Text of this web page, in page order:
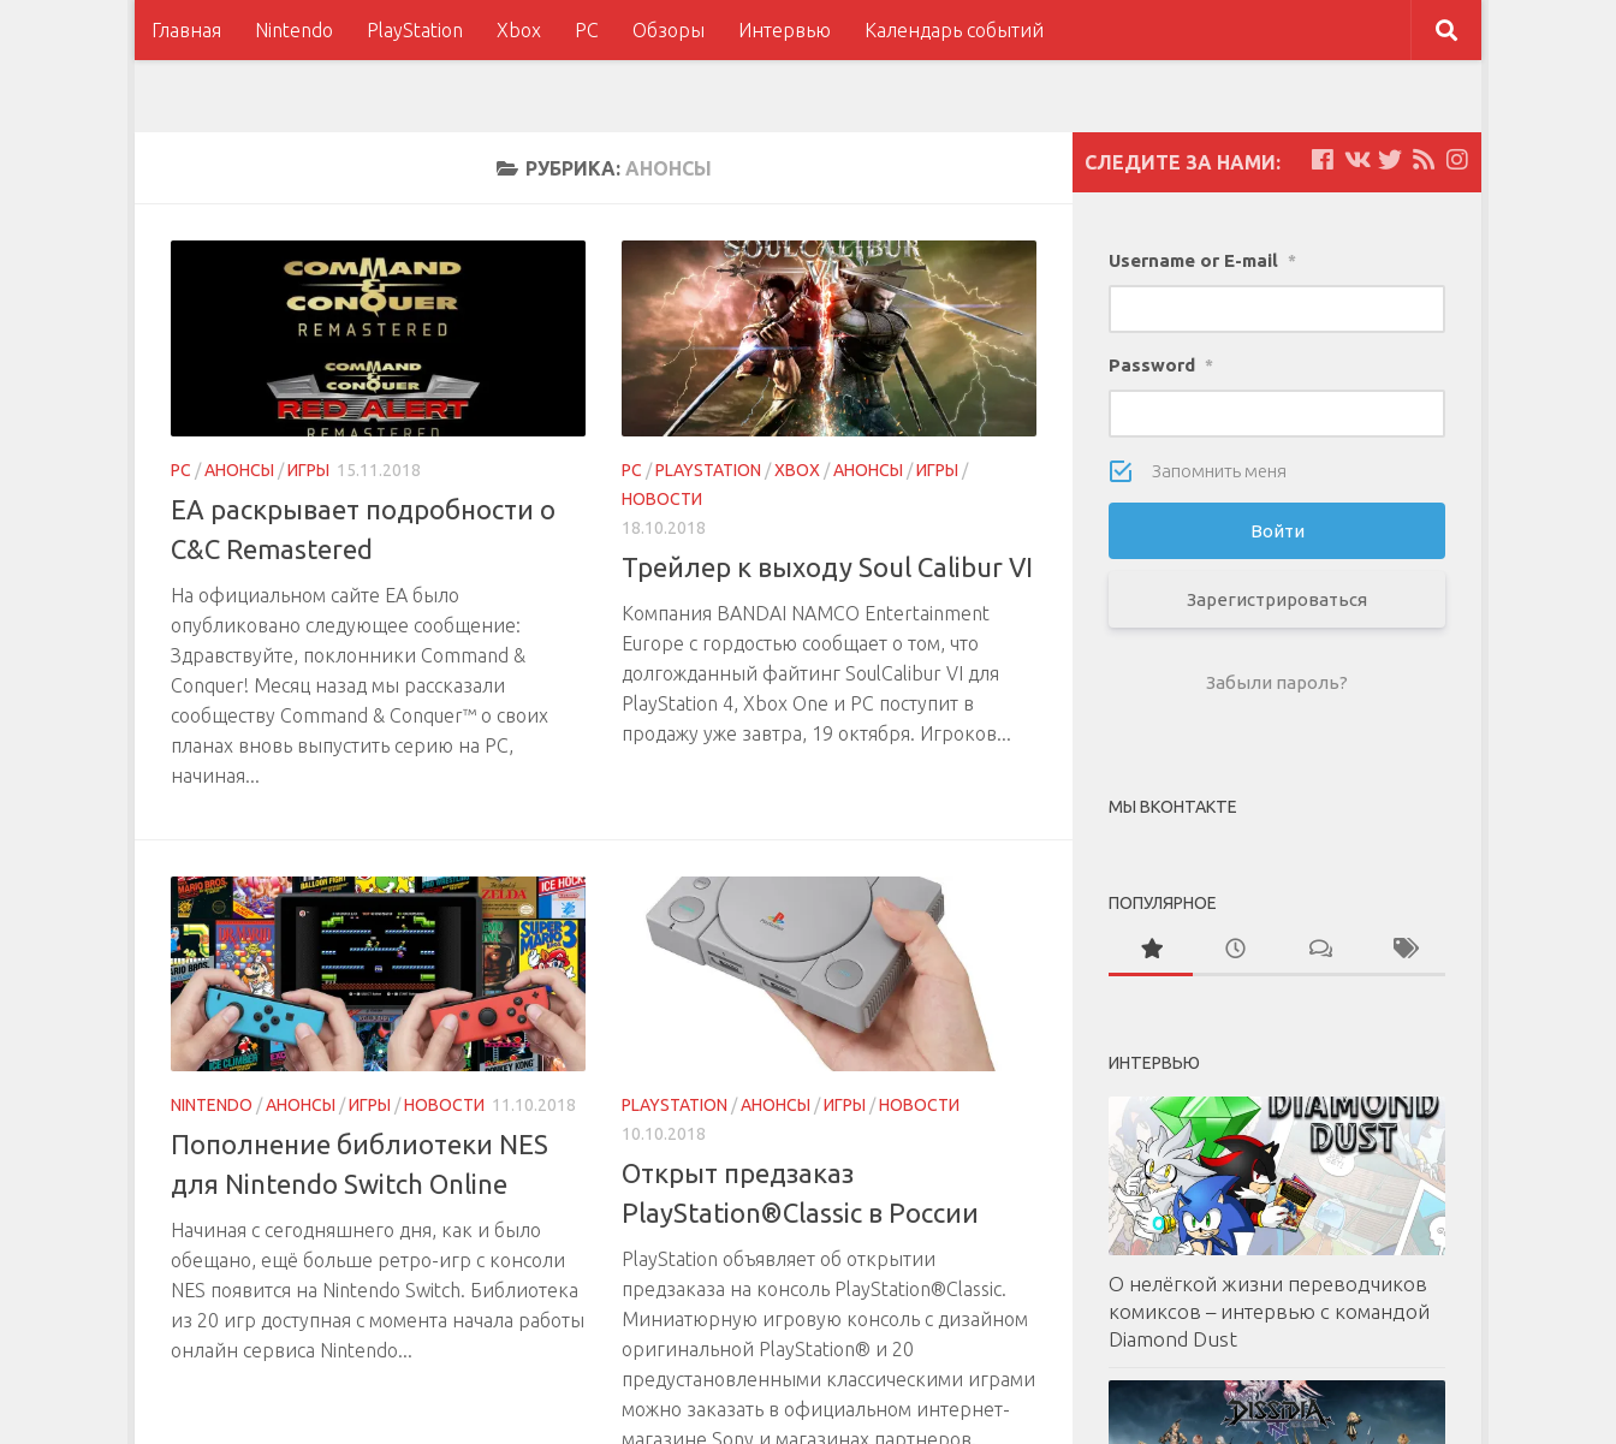
Главная Nintendo PlayStation Xbox PC Обзоры Интервью Календарь событий
РУБРИКА: АНОНСЫ
PC /АНОНСЫ /ИГРЫ 15.11.2018
EA раскрывает подробности о
C&C Remastered
На официальном сайте EA было
опубликовано следующее сообщение:
Здравствуйте, поклонники Command &
Conquer! Месяц назад мы рассказали
сообществу Command & Conquer™ о своих
планах вновь выпустить серию на PC,
начиная...
PC /PLAYSTATION /XBOX /АНОНСЫ /ИГРЫ /
НОВОСТИ
18.10.2018
Трейлер к выходу Soul Calibur VI
Компания BANDAI NAMCO Entertainment
Europe с гордостью сообщает о том, что
долгожданный файтинг SoulCalibur VI для
PlayStation 4, Xbox One и PC поступит в
продажу уже завтра, 19 октября. Игроков...
NINTENDO /АНОНСЫ /ИГРЫ /НОВОСТИ 11.10.2018
Пополнение библиотеки NES
для Nintendo Switch Online
Начиная с сегодняшнего дня, как и было
обещано, ещё больше ретро-игр с консоли
NES появится на Nintendo Switch. Библиотека
из 20 игр доступная с момента начала работы
онлайн сервиса Nintendo...
PLAYSTATION /АНОНСЫ /ИГРЫ /НОВОСТИ
10.10.2018
Открыт предзаказ
PlayStation®Classic в России
PlayStation объявляет об открытии
предзаказа на консоль PlayStation®Classic.
Миниатюрную игровую консоль с дизайном
оригинальной PlayStation® и 20
предустановленными классическими играми
можно заказать в официальном интернет-
СЛЕДИТЕ ЗА НАМИ:
Username or E-mail *
Password *
Запомнить меня
Зарегистрироваться
Забыли пароль?
МЫ ВКОНТАКТЕ
ПОПУЛЯРНОЕ
ИНТЕРВЬЮ
О нелёгкой жизни переводчиков
комиксов – интервью с командой
Diamond Dust